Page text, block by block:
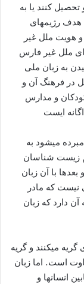
كنند یا به‌
هدف رژیمهای
هویت ملل غیر
ملل غیر فارس
به زبان ملی
در فرهنگ آن و
و مدارس
ایست
میشود به‌
زیست شناسان
با آن زبان
نیست كه‌ مادر
دارد كه‌ زبان
میكنند و گریه‌
است. اما زبان
انسانها و